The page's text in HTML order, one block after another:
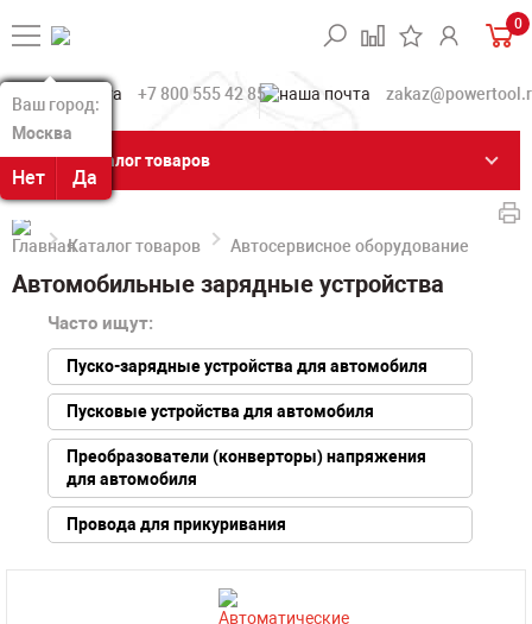
Ваш город:
Москва
Нет Да
Ваш город:
Москва
Нет Да
0
+7 800 555 42 85
Каталог товаров
Каталог товаров Автосервисное оборудование
Автомобильные зарядные устройства
Часто ищут:
Пуско-зарядные устройства для автомобиля
Пусковые устройства для автомобиля
Преобразователи (конверторы) напряжения
для автомобиля
Провода для прикуривания